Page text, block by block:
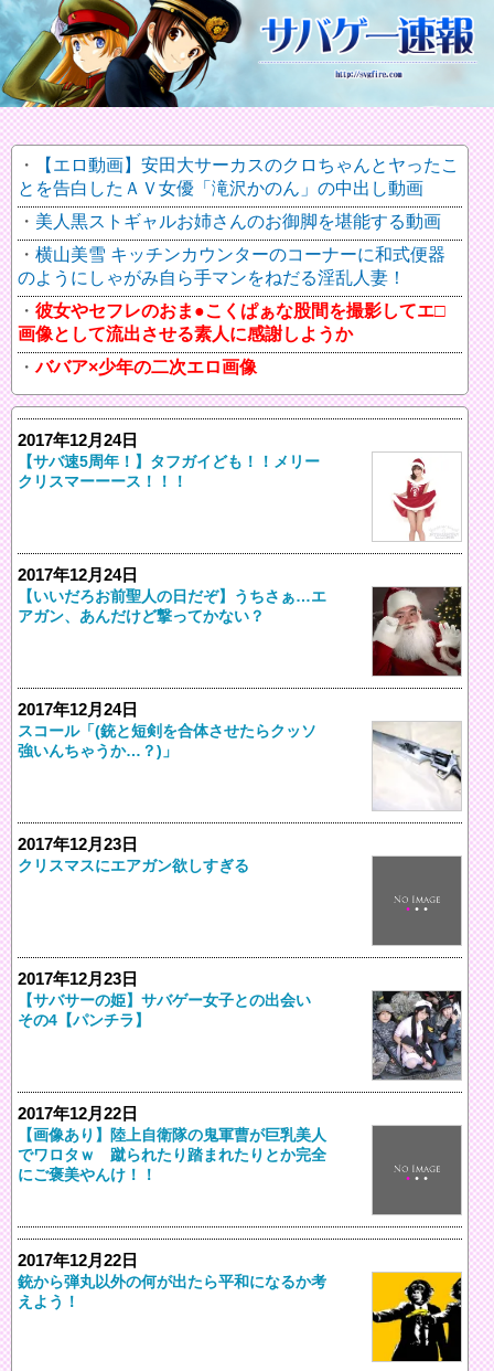
【エロ動画】安田大サーカスのクロちゃんとヤったこ
とを告白したＡＶ女優「滝沢かのん」の中出し動画
美人黒ストギャルお姉さんのお御脚を堪能する動画
横山美雪 キッチンカウンターのコーナーに和式便器
のようにしゃがみ自ら手マンをねだる淫乱人妻！
彼女やセフレのおま●こくぱぁな股間を撮影してエ□
画像として流出させる素人に感謝しようか
ババア×少年の二次エロ画像
2017年12月24日
【サバ速5周年！】タフガイども！！メリー
クリスマーーース！！！
2017年12月24日
【いいだろお前聖人の日だぞ】うちさぁ…エ
アガン、あんだけど撃ってかない？
2017年12月24日
スコール「(銃と短剣を合体させたらクッソ
強いんちゃうか…？)」
2017年12月23日
クリスマスにエアガン欲しすぎる
2017年12月23日
【サバサーの姫】サバゲー女子との出会い
その4【パンチラ】
2017年12月22日
【画像あり】陸上自衛隊の鬼軍曹が巨乳美人
でワロタｗ 蹴られたり踏まれたりとか完全
にご褒美やんけ！！
2017年12月22日
銃から弾丸以外の何が出たら平和になるか考
えよう！